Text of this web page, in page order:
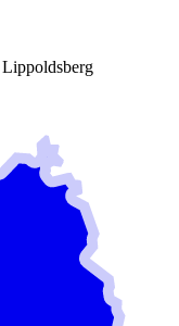
Lippoldsberg